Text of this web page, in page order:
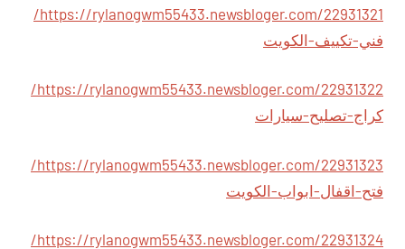
https://rylanogwm55433.newsbloger.com/22931321/
فني-تكييف-الكويت
https://rylanogwm55433.newsbloger.com/22931322/
كراج-تصليح-سيارات
https://rylanogwm55433.newsbloger.com/22931323/
فتح-اقفال-ابواب-الكويت
https://rylanogwm55433.newsbloger.com/22931324/